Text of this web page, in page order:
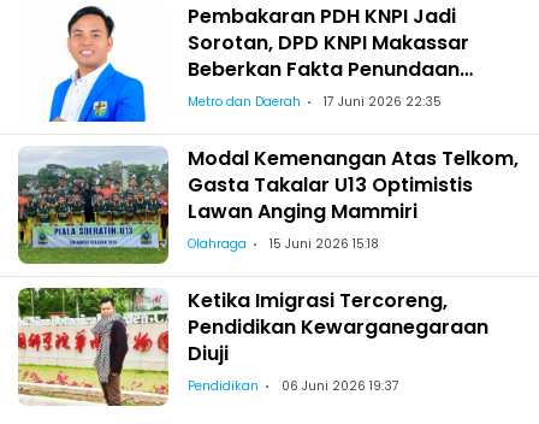
Pembakaran PDH KNPI Jadi
Sorotan, DPD KNPI Makassar
Beberkan Fakta Penundaan
Pelantikan Wajo
Metro dan Daerah 17 Juni 2026 22:35
Modal Kemenangan Atas Telkom,
Gasta Takalar U13 Optimistis
Lawan Anging Mammiri
Olahraga 15 Juni 2026 15:18
Ketika Imigrasi Tercoreng,
Pendidikan Kewarganegaraan
Diuji
Pendidikan 06 Juni 2026 19:37